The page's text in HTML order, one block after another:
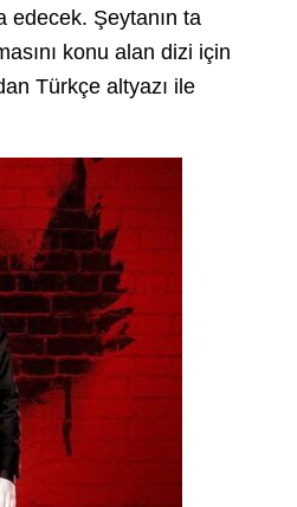
edecek. Şeytanın ta
konu alan dizi için
Türkçe altyazı ile